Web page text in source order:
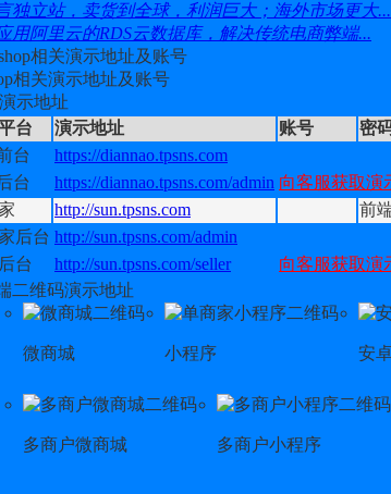
独立站，卖货到全球，利润巨大；海外市场更大...
用阿里云的RDS云数据库，解决传统电商弊端...
相关演示地址及账号
示地址
台
演示地址 账号
密
台
https://diannao.tpsns.com
台
https://diannao.tpsns.com/admin 向客服获取演
http://sun.tpsns.com
前
后台 http://sun.tpsns.com/admin
台
http://sun.tpsns.com/seller
向客服获取演
二维码演示地址
微商城 小程序 安
多商户微商城 多商户小程序